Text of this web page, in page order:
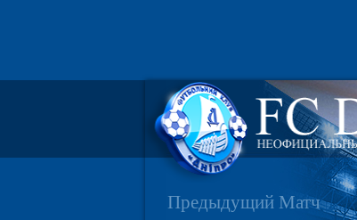
Предыдущий Матч